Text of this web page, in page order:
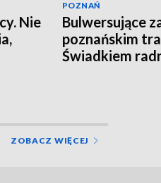
Nie
POZNAŃ
Bulwersujące
poznańskim
Świadkiem
ZOBACZ WIĘCEJ